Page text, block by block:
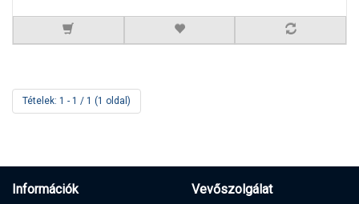
Tételek: 1 - 1 / 1 (1 oldal)
Információk
Vevőszolgálat